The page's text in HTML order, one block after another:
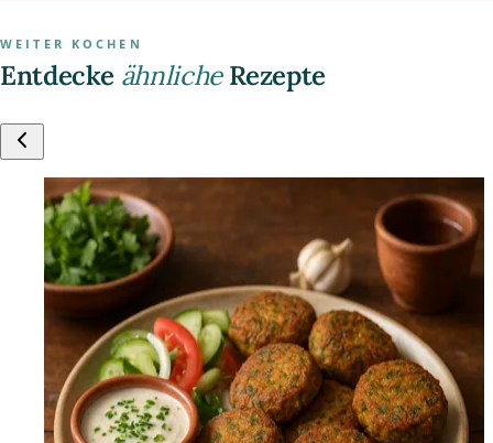
WEITER KOCHEN
Entdecke ähnlicheRezepte